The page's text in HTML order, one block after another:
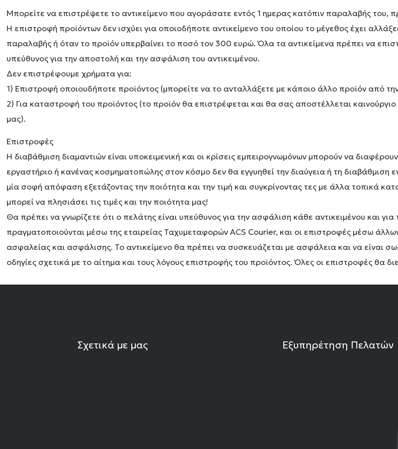
Μπορείτε να επιστρέψετε το αντικείμενο που αγοράσατε εντός 1 ημερας κατόπιν παραλαβής του,
Η επιστροφή προϊόντων δεν ισχύει για οποιοδήποτε αντικείμενο του οποίου το μέγεθος έχει
παραλαβής ή όταν το προϊόν υπερβαίνει το ποσό τον 300 ευρώ. Όλα τα αντικείμενα πρέπει να
υπεύθυνος για την αποστολή και την ασφάλιση του αντικειμένου.
Δεν επιστρέφουμε χρήματα για:
1) Επιστροφή οποιουδήποτε προϊόντος (μπορείτε να το ανταλλάξετε με κάποιο άλλο προϊόν από
2) Για καταστροφή του προϊόντος (το προϊόν θα επιστρέφεται και θα σας αποστέλλεται
μας).
Επιστροφές
Η διαβάθμιση διαμαντιών είναι υποκειμενική και οι κρίσεις εμπειρογνωμόνων μπορούν να
εργαστήριο ή κανένας κοσμηματοπώλης στον κόσμο δεν θα εγγυηθεί την διαύγεια ή τη διαβάθμιση
μία σοφή απόφαση εξετάζοντας την ποιότητα και την τιμή και συγκρίνοντας τες με άλλα τοπικά
μπορεί να πλησιάσει τις τιμές και την ποιότητα μας!
Θα πρέπει να γνωρίζετε ότι ο πελάτης είναι υπεύθυνος για την ασφάλιση κάθε αντικειμένου και
πραγματοποιούνται μέσω της εταιρείας Ταχυμεταφορών ACS Courier, και οι επιστροφές μέσω
ασφαλείας και ασφάλισης. Το αντικείμενο θα πρέπει να συσκευάζεται με ασφάλεια και να είναι
οδηγίες σχετικά με το αίτημα και τους λόγους επιστροφής του προϊόντος. Όλες οι επιστροφές θα
Σχετικά με μας Εξυπηρέτηση Πελατών